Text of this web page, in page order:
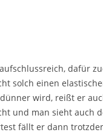
dafür
solch einen
wird, reißt er
und man sieht auch
fällt er dann